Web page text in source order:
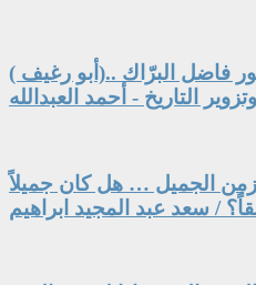
فاضل البرّاك ..(أبو رغيف )
وتزوير التاريخ - أحمد العبدالله
الجميل … هل كان جميلاً
/ سعد عبد المجيد ابراهيم